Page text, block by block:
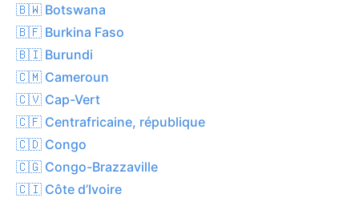
🇧🇼 Botswana
🇧🇫 Burkina Faso
🇧🇮 Burundi
🇨🇲 Cameroun
🇨🇻 Cap-Vert
🇨🇫 Centrafricaine, république
🇨🇩 Congo
🇨🇬 Congo-Brazzaville
🇨🇮 Côte d’Ivoire